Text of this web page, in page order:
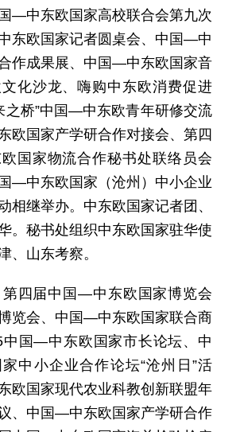
—中东欧国家高校联合会第九次
东欧国家记者圆桌会、中国—中
作成果展、中国—中东欧国家音
化沙龙、嗨购中东欧消费促进
之桥”中国—中东欧青年研修交流
欧国家产学研合作对接会、第四
国家物流合作秘书处联络员会
—中东欧国家（沧州）中小企业
相继举办。中东欧国家记者团、
。秘书处组织中东欧国家驻华使
、山东考察。
第四届中国—中东欧国家博览会
览会、中国—中东欧国家联合商
中国—中东欧国家市长论坛、中
中小企业合作论坛“沧州日”活
欧国家现代农业科教创新联盟年
、中国—中东欧国家产学研合作